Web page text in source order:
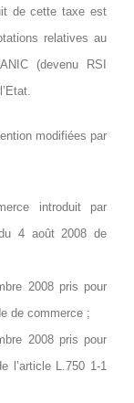
de cette taxe est
relatives au
(devenu RSI
modifiées par
introduit par
4 août 2008 de
2008 pris pour
de commerce ;
2008 pris pour
l’article L.750 1-1